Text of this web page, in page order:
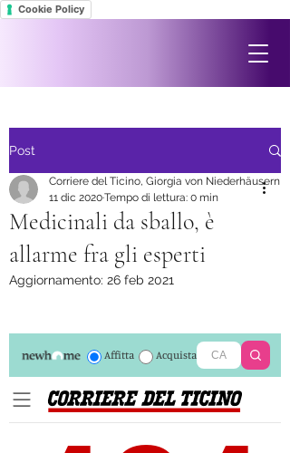
Cookie Policy
Post
Medicinali da sballo, è
allarme fra gli esperti
Corriere del Ticino, Giorgia von Niederhäusern
11 dic 2020Tempo di lettura: 0 min
Aggiornamento: 26 feb 2021